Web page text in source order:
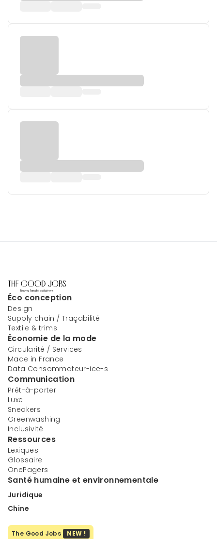
Éco conception
Design
Supply chain / Traçabilité
Textile & trims
Économie de la mode
Circularité / Services
Made in France
Data Consommateur-ice-s
Communication
Prêt-à-porter
Luxe
Sneakers
Greenwashing
Inclusivité
Ressources
Lexiques
Glossaire
OnePagers
Santé humaine et environnementale
Juridique
Chine
The Good Jobs NEW !